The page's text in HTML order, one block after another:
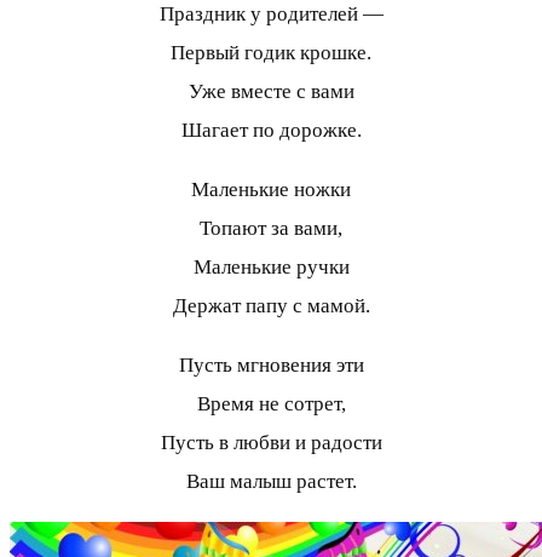
Праздник у родителей —
Первый годик крошке.
Уже вместе с вами
Шагает по дорожке.
Маленькие ножки
Топают за вами,
Маленькие ручки
Держат папу с мамой.
Пусть мгновения эти
Время не сотрет,
Пусть в любви и радости
Ваш малыш растет.